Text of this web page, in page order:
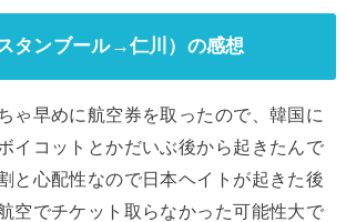
タンブール→仁川）の感想
ゃ早めに航空券を取ったので、韓国に
イコットとかだいぶ後から起きたんで
と心配性なので日本ヘイトが起きた後
空でチケット取らなかった可能性大で